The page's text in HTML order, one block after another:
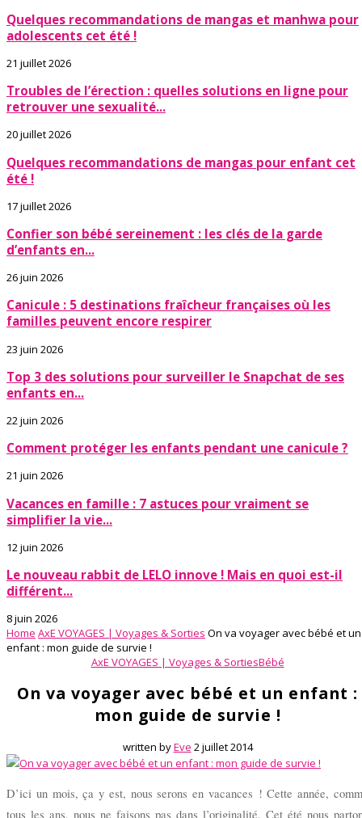
Quelques recommandations de mangas et manhwa pour
adolescents cet été !
21 juillet 2026
Troubles de l’érection : quelles solutions en ligne pour
retrouver une sexualité...
20 juillet 2026
Quelques recommandations de mangas pour enfant cet
été !
17 juillet 2026
Confier son bébé sereinement : les clés de la garde
d’enfants en...
26 juin 2026
Canicule : 5 destinations fraîcheur françaises où les
familles peuvent encore respirer
23 juin 2026
Top 3 des solutions pour surveiller le Snapchat de ses
enfants en...
22 juin 2026
Comment protéger les enfants pendant une canicule ?
21 juin 2026
Vacances en famille : 7 astuces pour vraiment se
simplifier la vie...
12 juin 2026
Le nouveau rabbit de LELO innove ! Mais en quoi est-il
différent...
8 juin 2026
Home AxE VOYAGES | Voyages & Sorties On va voyager avec bébé et un
enfant : mon guide de survie !
AxE VOYAGES | Voyages & SortiesBébé
On va voyager avec bébé et un enfant :
mon guide de survie !
written byEve 2 juillet 2014
D’ici un mois, ça y est, nous serons en vacances ! Cette année,
tous les ans, nous ne faisons pas dans l’originalité. Cet été nous